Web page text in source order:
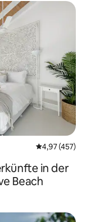
4,97 (457)
in der
Beach